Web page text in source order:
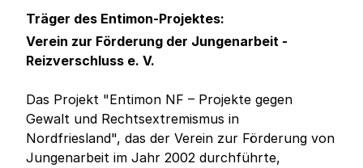
Träger des Entimon-Projektes:
Verein zur Förderung der Jungenarbeit -
Reizverschluss e. V.
Das Projekt "Entimon NF – Projekte gegen
Gewalt und Rechtsextremismus in
Nordfriesland", das der Verein zur Förderung von
Jungenarbeit im Jahr 2002 durchführte,